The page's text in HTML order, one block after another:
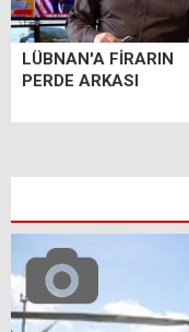
LÜBNAN'A FİRARIN
PERDE ARKASI